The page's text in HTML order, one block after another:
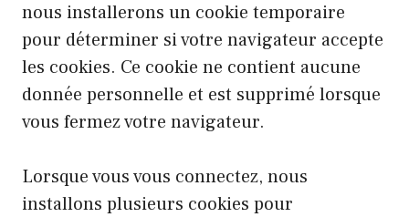
nous installerons un cookie temporaire
pour déterminer si votre navigateur accepte
les cookies. Ce cookie ne contient aucune
donnée personnelle et est supprimé lorsque
vous fermez votre navigateur.
Lorsque vous vous connectez, nous
installons plusieurs cookies pour